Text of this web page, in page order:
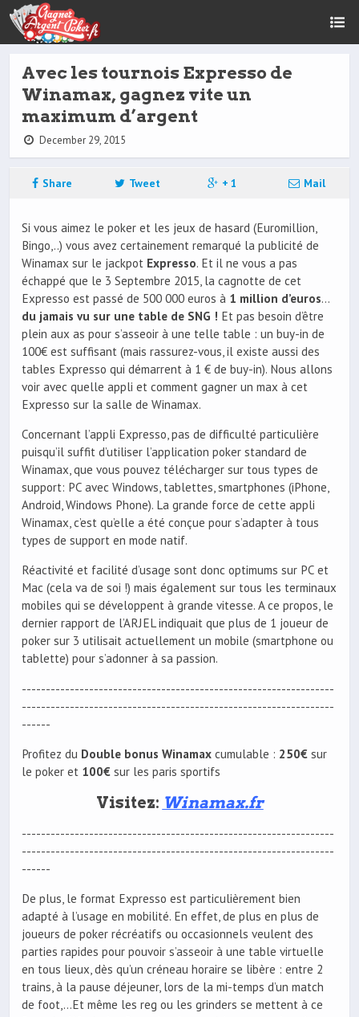
Avec les tournois Expresso de
Winamax, gagnez vite un
maximum d’argent
December 29, 2015
Share Tweet + 1 Mail
Si vous aimez le poker et les jeux de hasard (Euromillion,
Bingo,..) vous avez certainement remarqué la publicité de
Winamax sur le jackpot Expresso. Et il ne vous a pas
échappé que le 3 Septembre 2015, la cagnotte de cet
Expresso est passé de 500 000 euros à 1 million d’euros…
du jamais vu sur une table de SNG ! Et pas besoin d’être
plein aux as pour s’asseoir à une telle table : un buy-in de
100€ est suffisant (mais rassurez-vous, il existe aussi des
tables Expresso qui démarrent à 1 € de buy-in). Nous allons
voir avec quelle appli et comment gagner un max à cet
Expresso sur la salle de Winamax.
Concernant l’appli Expresso, pas de difficulté particulière
puisqu’il suffit d’utiliser l’application poker standard de
Winamax, que vous pouvez télécharger sur tous types de
support: PC avec Windows, tablettes, smartphones (iPhone,
Android, Windows Phone). La grande force de cette appli
Winamax, c’est qu’elle a été conçue pour s’adapter à tous
types de support en mode natif.
Réactivité et facilité d’usage sont donc optimums sur PC et
Mac (cela va de soi !) mais également sur tous les terminaux
mobiles qui se développent à grande vitesse. A ce propos, le
dernier rapport de l’ARJEL indiquait que plus de 1 joueur de
poker sur 3 utilisait actuellement un mobile (smartphone ou
tablette) pour s’adonner à sa passion.
-----------------------------------------------------------------
-----------------------------------------------------------------
------
Profitez du Double bonus Winamax cumulable : 250€ sur
le poker et 100€ sur les paris sportifs
Visitez: Winamax.fr
-----------------------------------------------------------------
-----------------------------------------------------------------
------
De plus, le format Expresso est particulièrement bien
adapté à l’usage en mobilité. En effet, de plus en plus de
joueurs de poker récréatifs ou occasionnels veulent des
parties rapides pour pouvoir s’asseoir à une table virtuelle
en tous lieux, dès qu’un créneau horaire se libère : entre 2
trains, à la pause déjeuner, lors de la mi-temps d’un match
de foot,…Et même les reg ou les grinders se mettent à ce